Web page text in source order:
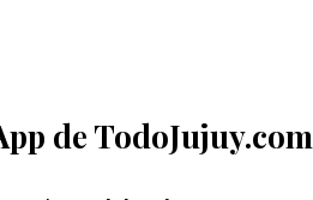
de TodoJujuy.com